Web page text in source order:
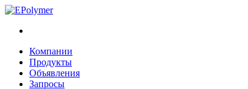
Компании
Продукты
Объявления
Запросы